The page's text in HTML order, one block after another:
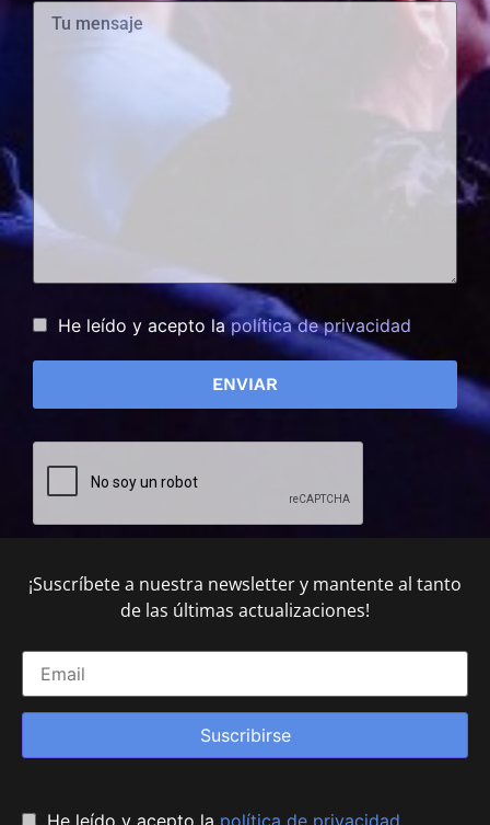
He leído y acepto lapolítica de privacidad
¡Suscríbete a nuestra newsletter y mantente al tanto
de las últimas actualizaciones!
Suscribirse
He leído y acepto la política de privacidad